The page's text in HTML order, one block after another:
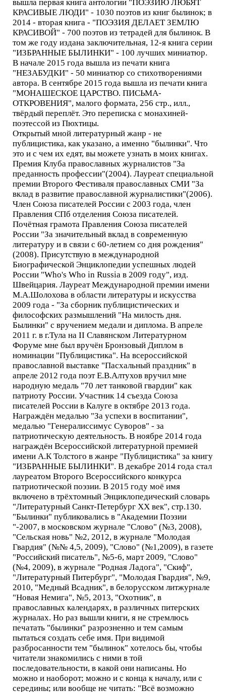
вышла первая книга антологии "ПОЭЗИЮ ЛЮБЯТ
КРАСИВЫЕ ЛЮДИ" - 1030 поэтов из книг былинок; в
2014 - вторая книга - "ПОЭЗИЯ ДЕЛАЕТ ЗЕМЛЮ
КРАСИВОЙ" - 700 поэтов из тетрадей для былинок. В
том же году издана заключительная, 12-я книга серии
"ИЗБРАННЫЕ БЫЛИНКИ" - 100 лучших миниатюр.
В начале 2015 года вышла из печати книга
"НЕЗАБУДКИ" - 50 миниатюр со стихотворениями
автора. В сентябре 2015 года вышла из печати книга
"МОНАШЕСКОЕ ЦАРСТВО. ПИСЬМА-
ОТКРОВЕНИЯ", малого формата, 256 стр., илл.,
твёрдый переплёт. Это переписка с монахиней-
поэтессой из Пюхтицы.
Открытый мной литературный жанр - не
публицистика, как указано, а именно "былинки". Что
это и с чем их едят, вы можете узнать в моих книгах.
Премия Клуба православных журналистов "За
преданность профессии"(2004). Лауреат специальной
премии Второго Фестиваля православных СМИ "За
вклад в развитие православной журналистики"(2006).
Член Союза писателей России с 2003 года, член
Правления СПб отделения Союза писателей.
Почётная грамота Правления Союза писателей
России "За значительный вклад в современную
литературу и в связи с 60-летием со дня рождения"
(2008). Присутствую в международной
Биографической Энциклопедии успешных людей
России "Who's Who in Russia в 2009 году", изд.
Швейцария. Лауреат Международной премии имени
М.А.Шолохова в области литературы и искусства
2009 года - "За сборник публицистических и
философских размышлений "На милость дня.
Былинки" с вручением медали и диплома. В апреле
2011 г. в г.Тула на II Славянском Литературном
Форуме мне был вручён Бронзовый Диплом в
номинации "Публицистика". На всероссийской
православной выставке "Пасхальный праздник" в
апреле 2012 года поэт Е.В.Алтухов вручил мне
народную медаль "70 лет танковой гвардии" как
патриоту России. Участник 14 съезда Союза
писателей России в Калуге в октябре 2013 года.
Награждён медалью "За успехи в воспитании",
медалью "Генералиссимус Суворов" - за
патриотическую деятельность. В ноябре 2014 года
награждён Всероссийской литературной премией
имени А.К Толстого в жанре "Публицистика" за книгу
"ИЗБРАННЫЕ БЫЛИНКИ". В декабре 2014 года стал
лауреатом Второго Всероссийского конкурса
патриотической поэзии. В 2015 году моё имя
включено в трёхтомный Энциклопедический словарь
"Литературный Санкт-Петербург XX век", стр.130.
"Былинки" публиковались в "Академии Поэзии
"-2007, в московском журнале "Слово" (№3, 2008),
"Сельская новь" №2, 2012, в журнале "Молодая
Гвардия" (№№ 4,5, 2009), "Слово" (№1,2009), в газете
"Российский писатель", №5-6, март 2009, "Слово"
(№4, 2009), в журнале "Родная Ладога", "Скиф",
"Литературный Питербург", "Молодая Гвардия", №9,
2010, "Медный Всадник", в белорусском литжурнале
"Новая Немига", №5, 2013, "Охотник", в
православных календарях, в различных питерских
журналах. Но раз вышли книги, я не стремлюсь
печатать "былинки" разрозненно и тем самым
пытаться создать себе имя. При видимой
разбросанности тем "былинок" хотелось бы, чтобы
читатели знакомились с ними в той
последовательности, в какой они написаны. Но
можно и наоборот; можно и с конца к началу, или с
середины; или вообще не читать: "Всё возможно